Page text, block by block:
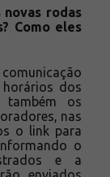
novas rodas
Como eles
dos
os
nas
o link para
o
e a